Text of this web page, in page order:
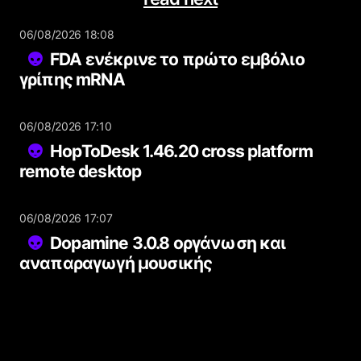
06/08/2026 18:08
FDA ενέκρινε το πρώτο εμβόλιο
γρίπης mRNA
06/08/2026 17:10
HopToDesk 1.46.20 cross platform
remote desktop
06/08/2026 17:07
Dopamine 3.0.8 οργάνωση και
αναπαραγωγή μουσικής